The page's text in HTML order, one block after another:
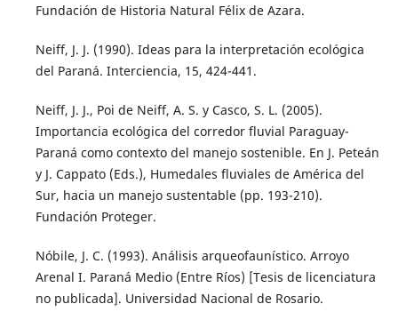
Fundación de Historia Natural Félix de Azara.
Neiff, J. J. (1990). Ideas para la interpretación ecológica
del Paraná. Interciencia, 15, 424-441.
Neiff, J. J., Poi de Neiff, A. S. y Casco, S. L. (2005).
Importancia ecológica del corredor fluvial Paraguay-
Paraná como contexto del manejo sostenible. En J. Peteán
y J. Cappato (Eds.), Humedales fluviales de América del
Sur, hacia un manejo sustentable (pp. 193-210).
Fundación Proteger.
Nóbile, J. C. (1993). Análisis arqueofaunístico. Arroyo
Arenal I. Paraná Medio (Entre Ríos) [Tesis de licenciatura
no publicada]. Universidad Nacional de Rosario.